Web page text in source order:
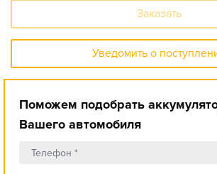
Заказать
Уведомить о
Поможем подобрать
Вашего автомобиля